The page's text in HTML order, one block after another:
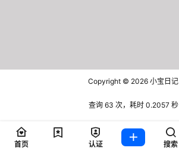
Copyright © 2026 小宝日记
查询 63 次，耗时 0.2057 秒
首页 认证 搜索